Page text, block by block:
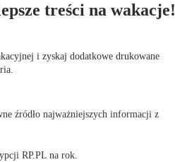
treści na wakacje!
i zyskaj dodatkowe drukowane
źródło najważniejszych informacji z
RP.PL na rok.